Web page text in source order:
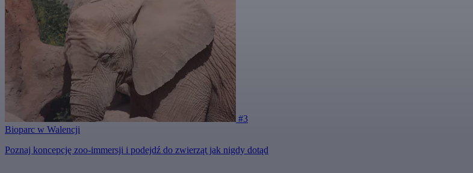
#3
Bioparc w Walencji
Poznaj koncepcję zoo-immersji i podejdź do zwierząt jak nigdy dotąd